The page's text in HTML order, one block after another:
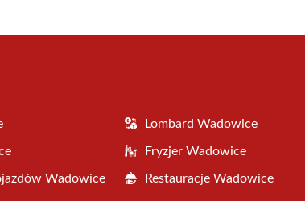
Lombard Wadowice
Fryzjer Wadowice
Wadowice Restauracje Wadowice